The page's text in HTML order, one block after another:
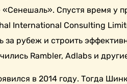
Спустя время у
International Consulting
за рубеж и строить
Rambler, Adlabs и
в 2014 году. Тогда